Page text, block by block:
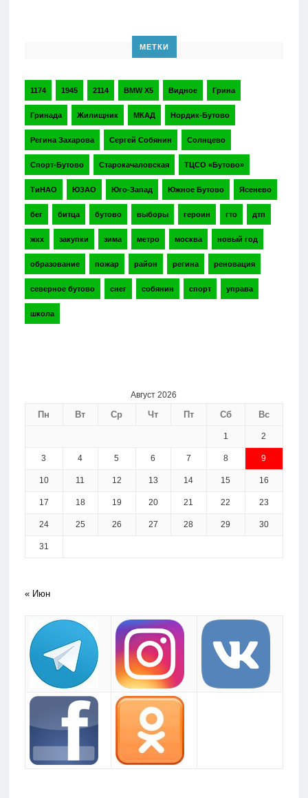
МЕТКИ
1174 1945 2114 BMW X5 Видное Грина
Гринада Жилищник МКАД Нордик-Бутово
Регина Захарова Сергей Собянин Солнцево
Спорт-Бутово Старокачаловская ТЦСО «Бутово»
ТиНАО ЮЗАО Юго-Запад Южное Бутово Ясенево
бег битца бутово выборы героин гто дтп
жкх закупки зима метро москва новый год
образование пожар район регина реновация
северное бутово снег собянин спорт управа
школа
Август 2026
Пн Вт Ср Чт Пт Сб Вс
1 2
3 4 5 6 7 8 9
10 11 12 13 14 15 16
17 18 19 20 21 22 23
24 25 26 27 28 29 30
31
« Июн